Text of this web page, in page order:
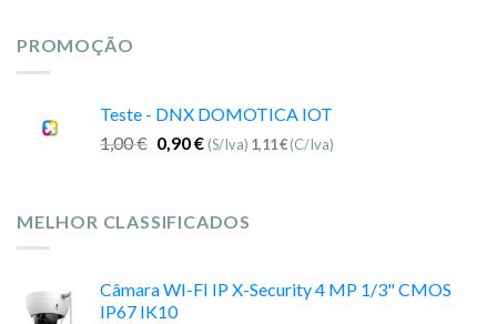
PROMOÇÃO
Teste - DNX DOMOTICA IOT
1,00€ 0,90€ (S/Iva) 1,11€(C/Iva)
MELHOR CLASSIFICADOS
Câmara WI-FI IP X-Security 4 MP 1/3" CMOS
IP67 IK10